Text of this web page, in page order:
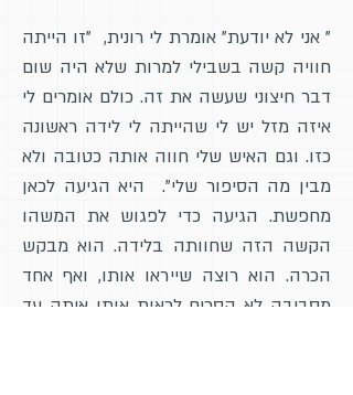
" אני לא יודעת" אומרת לי רונית, "זו הייתה
חוויה קשה בשבילי למרות שלא היה שום
דבר חיצוני שעשה את זה. כולם אומרים לי
איזה מזל יש לי שהייתה לי לידה ראשונה
כזו. וגם האיש שלי חווה אותה כטובה ולא
מבין מה הסיפור שלי". היא הגיעה לכאן
מחפשת. הגיעה כדי לפגוש את המשהו
הקשה הזה שחוותה בלידה. הוא מבקש
הכרה. הוא רוצה שייראו אותו, ואף אחד
מסביבה לא הסכים לראות אותו איתה עד